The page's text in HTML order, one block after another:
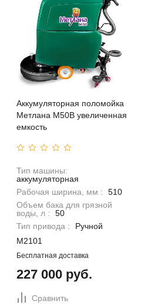
Аккумуляторная поломойка
Метлана M50В увеличенная
емкость
Тип машины:
аккумуляторная
Рабочая ширина, мм :
510
Объем бака для грязной
воды, л :
50
Тип привода :
Ручной
M2101
Бесплатная доставка
227 000 руб.
Сравнить